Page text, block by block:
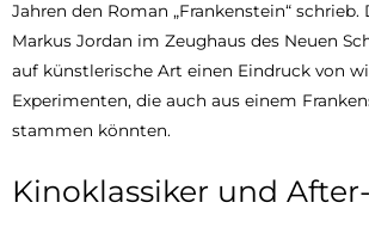
Jahren den Roman „Frankenstein“ schrieb.
Markus Jordan im Zeughaus des Neuen
auf künstlerische Art einen Eindruck von
Experimenten, die auch aus einem
stammen könnten.
Kinoklassiker und